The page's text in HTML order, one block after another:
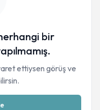
bir
ettiysen görüş ve